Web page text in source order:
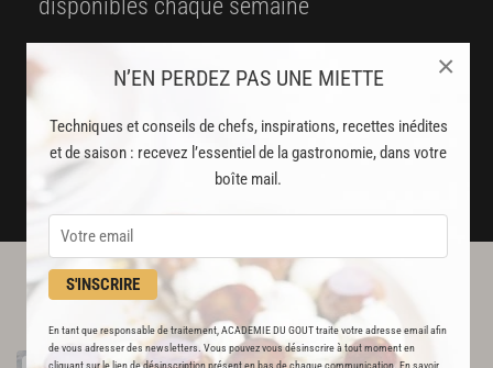
N’EN PERDEZ PAS UNE MIETTE
Techniques et conseils de chefs, inspirations, recettes inédites
et de saison : recevez l’essentiel de la gastronomie, dans votre
boîte mail.
S'INSCRIRE
En tant que responsable de traitement, ACADEMIE DU GOUT traite votre adresse email afin
de vous adresser des newsletters. Vous pouvez vous désinscrire à tout moment en
cliquant sur le lien de désinscription présent en bas de chaque communication. En savoir
×
disponibles chaque semaine
un service garanti sans publicité
JE M'ABONNE
L'ACADÉMIE DU GOÛT VOUS
RECOMMANDE
Sautédeveau auxolives commeenCorse